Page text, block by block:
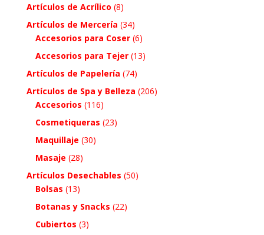
Artículos de Acrílico (8)
Artículos de Mercería (34)
Accesorios para Coser (6)
Accesorios para Tejer (13)
Artículos de Papelería (74)
Artículos de Spa y Belleza (206)
Accesorios (116)
Cosmetiqueras (23)
Maquillaje (30)
Masaje (28)
Artículos Desechables (50)
Bolsas (13)
Botanas y Snacks (22)
Cubiertos (3)